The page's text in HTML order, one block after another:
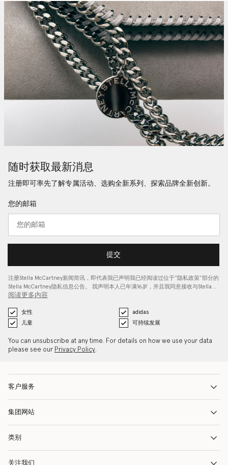
随时获取最新消息
注册即可率先了解专属活动、选购全新系列、探索品牌全新创新。
您的邮箱
提交
注册Stella McCartney新闻简讯，即代表我已声明我已经阅读过位于“ 隐私政策”部分的
Stella McCartney隐私信息公告。 我声明本人已年满16岁，并且我同意接收与Stella…
阅读更多内容
女性
adidas
儿童
可持续发展
You can unsubscribe at any time. For details on how we use your data
please see our Privacy Policy.
客户服务
集团网站
类别
关注我们